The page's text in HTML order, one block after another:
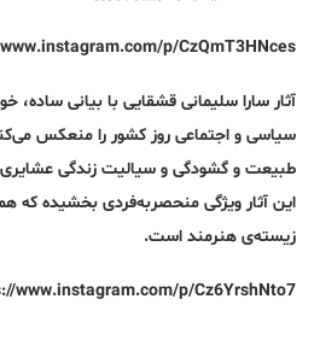
p/CzQmT3HNces/
آثار سارا سلیمانی قشقایی با بیانی ساده،
سیاسی و اجتماعی روز کشور را منعکس
طبیعت و گشودگی و سیالیت زندگی عشایری با
این آثار ویژگی منحصربه‌فردی بخشیده که
زیسته‌ی هنرمند است.
www.instagram.com/p/Cz6YrshNto7/